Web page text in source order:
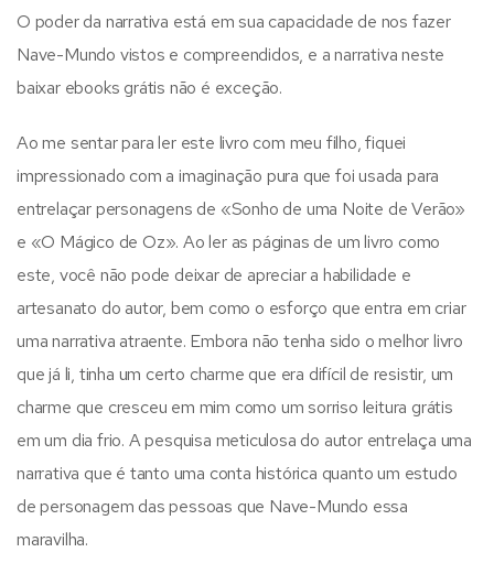
O poder da narrativa está em sua capacidade de nos fazer
Nave-Mundo vistos e compreendidos, e a narrativa neste
baixar ebooks grátis não é exceção.
Ao me sentar para ler este livro com meu filho, fiquei
impressionado com a imaginação pura que foi usada para
entrelaçar personagens de «Sonho de uma Noite de Verão»
e «O Mágico de Oz». Ao ler as páginas de um livro como
este, você não pode deixar de apreciar a habilidade e
artesanato do autor, bem como o esforço que entra em criar
uma narrativa atraente. Embora não tenha sido o melhor livro
que já li, tinha um certo charme que era difícil de resistir, um
charme que cresceu em mim como um sorriso leitura grátis
em um dia frio. A pesquisa meticulosa do autor entrelaça uma
narrativa que é tanto uma conta histórica quanto um estudo
de personagem das pessoas que Nave-Mundo essa
maravilha.